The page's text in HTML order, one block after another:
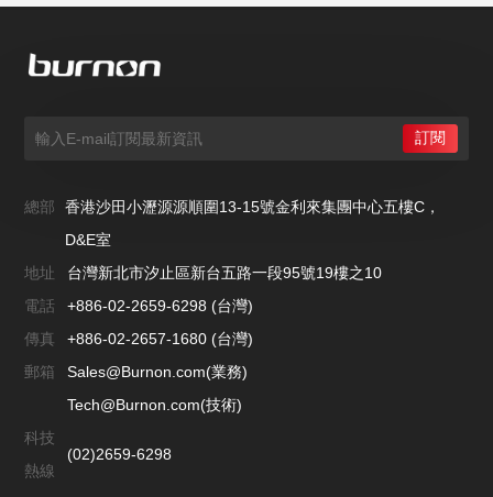
總部
香港沙田小瀝源源順圍13-15號金利來集團中心五樓C，
D&E室
地址
台灣新北市汐止區新台五路一段95號19樓之10
電話
+886-02-2659-6298 (台灣)
傳真
+886-02-2657-1680 (台灣)
郵箱
Sales@Burnon.com(業務)
Tech@Burnon.com(技術)
科技
熱線
(02)2659-6298